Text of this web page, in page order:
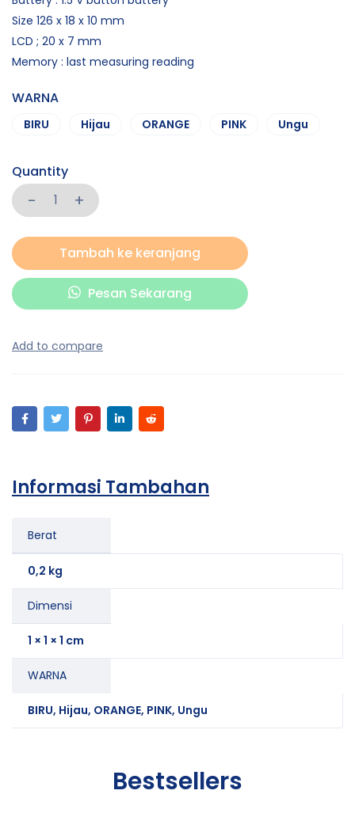
Size 126 x 18 x 10 mm
LCD ; 20 x 7 mm
Memory : last measuring reading
WARNA
BIRU Hijau ORANGE PINK Ungu
Quantity
Tambah ke keranjang
Pesan Sekarang
Informasi Tambahan
Berat
0,2 kg
Dimensi
1 × 1 × 1 cm
WARNA
BIRU, Hijau, ORANGE, PINK, Ungu
Bestsellers